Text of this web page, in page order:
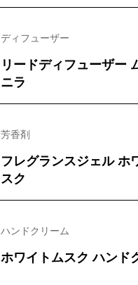
ディフューザー
リードディフューザー
ニラ
芳香剤
フレグランスジェル ホ
スク
ハンドクリーム
ホワイトムスク ハンド